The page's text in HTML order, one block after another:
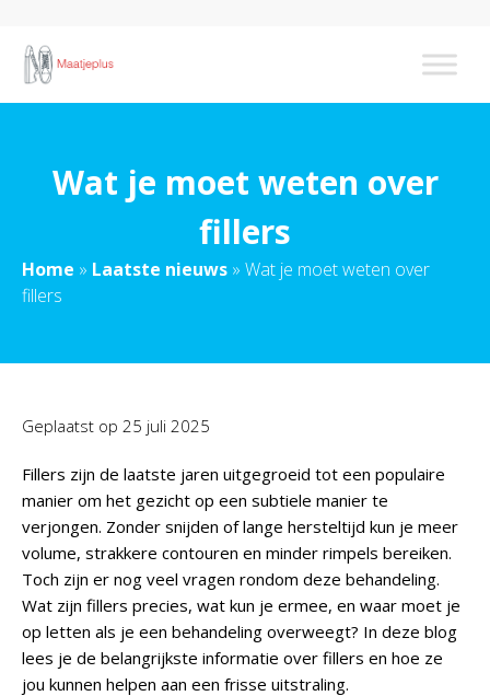
Wat je moet weten over
fillers
Home » Laatste nieuws » Wat je moet weten over
fillers
Geplaatst op 25 juli 2025
Fillers zijn de laatste jaren uitgegroeid tot een populaire
manier om het gezicht op een subtiele manier te
verjongen. Zonder snijden of lange hersteltijd kun je meer
volume, strakkere contouren en minder rimpels bereiken.
Toch zijn er nog veel vragen rondom deze behandeling.
Wat zijn fillers precies, wat kun je ermee, en waar moet je
op letten als je een behandeling overweegt? In deze blog
lees je de belangrijkste informatie over fillers en hoe ze
jou kunnen helpen aan een frisse uitstraling.